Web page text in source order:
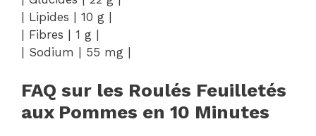
| Lipides | 10 g |
| Fibres | 1 g |
| Sodium | 55 mg |
FAQ sur les Roulés Feuilletés
aux Pommes en 10 Minutes